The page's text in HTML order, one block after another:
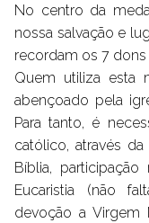
No centro da
nossa salvação e
recordam os 7 dons
Quem utiliza esta
abençoado pela
Para tanto, é
católico, através
Bíblia,
Eucaristia (não
devoção a Virgem